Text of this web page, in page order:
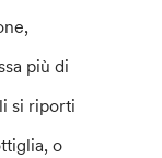
più di
si riporti
o